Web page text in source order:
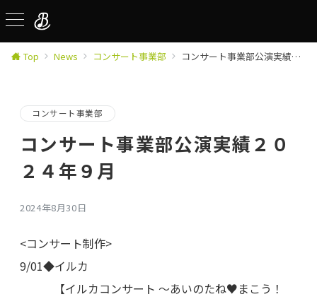
Top News コンサート事業部 コンサート事業部公演実績２０２４年９月
コンサート事業部
コンサート事業部公演実績２０
２４年９月
2024年8月30日
<コンサート制作>
9/01◆イルカ
【イルカコンサート ～あいのたね♥まこう！